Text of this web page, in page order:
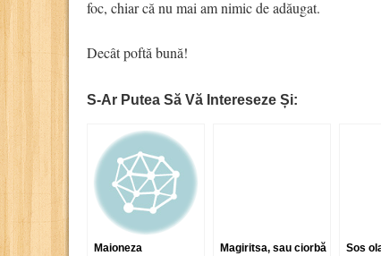
foc, chiar că nu mai am nimic de adăugat.
Decât poftă bună!
S-Ar Putea Să Vă Intereseze Și:
Maioneza
Magiritsa, sau ciorbă
Sos